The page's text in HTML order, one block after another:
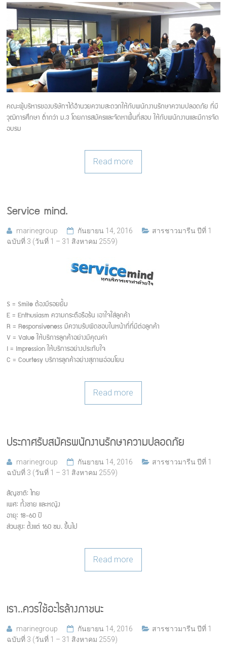
คณะผู้บริหารของบริษัทฯได้อำนวยความสะดวกให้กับพนักงานรักษาความปลอดภัย ที่มี
วุฒิการศึกษา ต่ำกว่า ม.3 โดยการสมัครและจัดหาพื้นที่สอบ ให้กับพนักงานและมีการจัด
อบรม
Read more
Service mind.
marinegroup กันยายน 14, 2016
สารชาวมารีน ปีที่ 1
ฉบับที่ 3 (วันที่ 1 – 31 สิงหาคม 2559)
S = Smile ต้องมีรอยยิ้ม
E = Enthusiasm ความกระตือรือร้น เอาใจใส่ลูกค้า
R = Responsiveness มีความรับผิดชอบในหน้าที่ที่มีต่อลูกค้า
V = Value ให้บริการลูกค้าอย่างมีคุณค่า
I = Impression ให้บริการอย่างประทับใจ
C = Courtesy บริการลูกค้าอย่างสุภาพอ่อนโยน
Read more
ประกาศรับสมัครพนักงานรักษาความปลอดภัย
marinegroup กันยายน 14, 2016
สารชาวมารีน ปีที่ 1
ฉบับที่ 3 (วันที่ 1 – 31 สิงหาคม 2559)
สัญชาติ: ไทย
เพศ: ทั้งชาย และหญิง
อายุ: 18-60 ปี
ส่วนสูง: ตั้งแต่ 160 ซม. ขึ้นไป
Read more
เรา..ควรใช้อะไรล้างภาชนะ
marinegroup กันยายน 14, 2016
สารชาวมารีน ปีที่ 1
ฉบับที่ 3 (วันที่ 1 – 31 สิงหาคม 2559)